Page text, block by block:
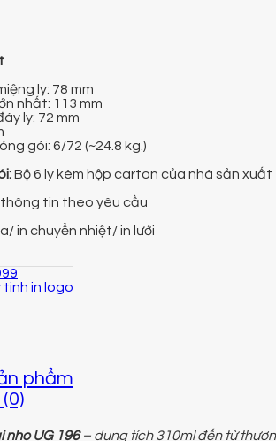
ly: 78 mm
nhất: 113 mm
ly: 72 mm
gói: 6/72 (~24.8 kg.)
Bộ 6 ly kèm hộp carton của nhà sản xuất
thông tin theo yêu cầu
in chuyển nhiệt/ in lưới
tinh in logo
phẩm
nho UG 196– dung tích 310ml đến từ